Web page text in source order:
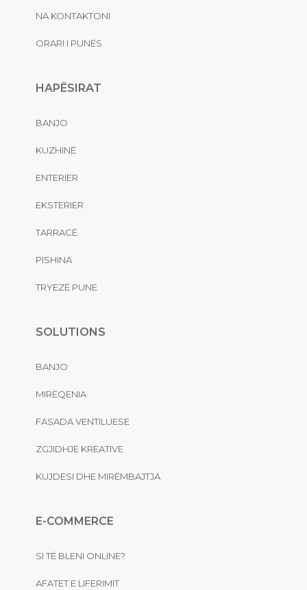
NA KONTAKTONI
ORARI I PUNËS
HAPËSIRAT
BANJO
KUZHINË
ENTERIER
EKSTERIER
TARRACË
PISHINA
TRYEZË PUNE
SOLUTIONS
BANJO
MIRËQENIA
FASADA VENTILUESE
ZGJIDHJE KREATIVE
KUJDESI DHE MIRËMBAJTJA
E-COMMERCE
SI TË BLENI ONLINE?
AFATET E LIFERIMIT